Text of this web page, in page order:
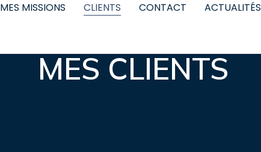
MES MISSIONS CLIENTS CONTACT ACTUALITÉS
MES CLIENTS